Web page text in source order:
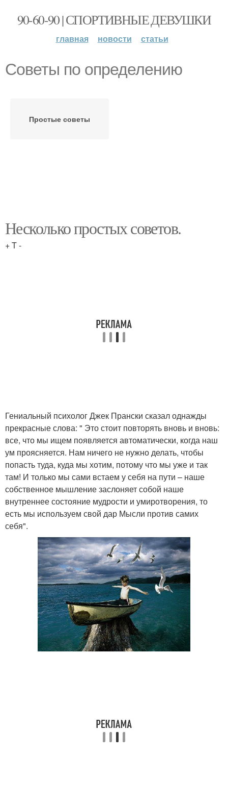
90-60-90 | СПОРТИВНЫЕ ДЕВУШКИ
главная новости статьи
Советы по определению
Простые советы
Несколько простых советов.
+ T -
Гениальный психолог Джек Прански сказал однажды
прекрасные слова: " Это стоит повторять вновь и вновь:
все, что мы ищем появляется автоматически, когда наш
ум проясняется. Нам ничего не нужно делать, чтобы
попасть туда, куда мы хотим, потому что мы уже и так
там! И только мы сами встаем у себя на пути – наше
собственное мышление заслоняет собой наше
внутреннее состояние мудрости и умиротворения, то
есть мы используем свой дар Мысли против самих
себя".